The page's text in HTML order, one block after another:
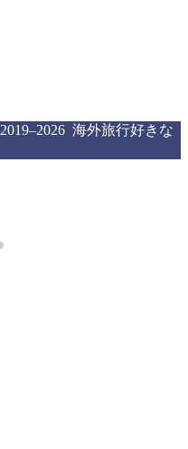
2019–2026 海外旅行好きな